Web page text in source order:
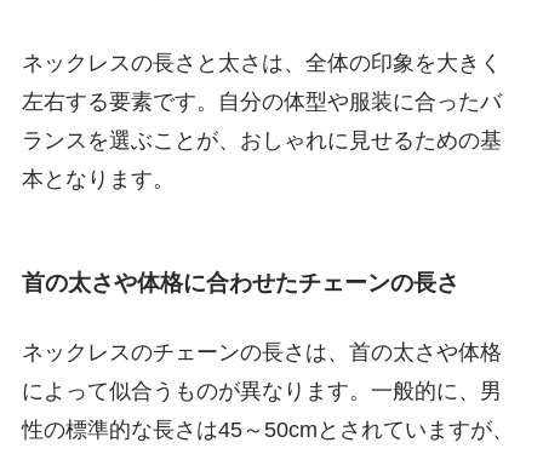
ネックレスの長さと太さは、全体の印象を大きく
左右する要素です。自分の体型や服装に合ったバ
ランスを選ぶことが、おしゃれに見せるための基
本となります。
首の太さや体格に合わせたチェーンの長さ
ネックレスのチェーンの長さは、首の太さや体格
によって似合うものが異なります。一般的に、男
性の標準的な長さは45～50cmとされていますが、